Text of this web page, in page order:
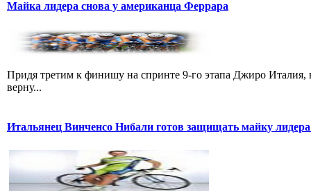
Майка лидера снова у американца Феррара
Придя третим к финишу на спринте 9-го этапа Джиро
верну...
Итальянец Винченсо Нибали готов защищать майку